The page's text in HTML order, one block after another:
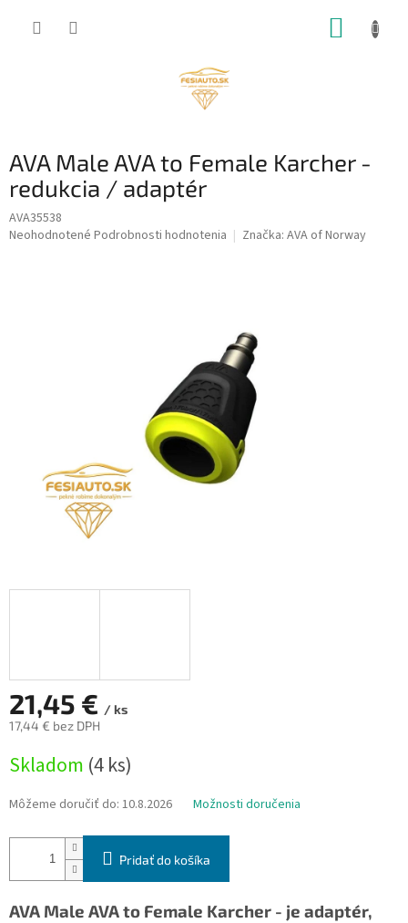
AVA Male AVA to Female Karcher -
redukcia / adaptér
AVA35538
Priemerné
Neohodnotené Podrobnosti hodnotenia Značka: AVA of Norway
21,45 € / ks
17,44 € bez DPH
cena:
Skladom (4 ks)
Môžeme doručiť do: 10.8.2026 Možnosti doručenia
Pridať do košíka
AVA Male AVA to Female Karcher - je adaptér,